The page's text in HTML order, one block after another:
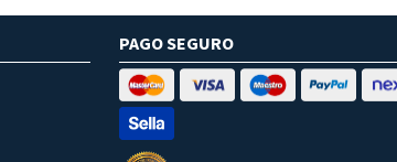
PAGO SEGURO